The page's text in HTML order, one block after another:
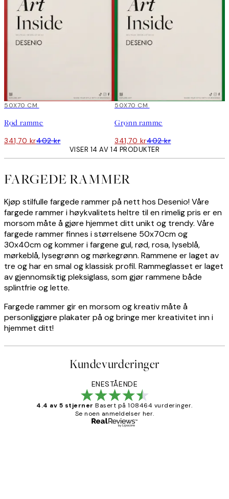
15%*
50X70 CM
Rød ramme
341,70 kr402 kr
15%*
50X70 CM
Grønn ramme
341,70 kr402 kr
VISER 14 AV 14 PRODUKTER
FARGEDE RAMMER
Kjøp stilfulle fargede rammer på nett hos Desenio! Våre
fargede rammer i høykvalitets heltre til en rimelig pris er en
morsom måte å gjøre hjemmet ditt unikt og trendy. Våre
fargede rammer finnes i størrelsene 50x70cm og
30x40cm og kommer i fargene gul, rød, rosa, lyseblå,
mørkeblå, lysegrønn og mørkegrønn. Rammene er laget av
tre og har en smal og klassisk profil. Rammeglasset er laget
av gjennomsiktig pleksiglass, som gjør rammene både
splintfrie og lette.
Fargede rammer gir en morsom og kreativ måte å
personliggjøre plakater på og bringe mer kreativitet inn i
hjemmet ditt!
Kundevurderinger
ENESTÅENDE
4.4 av 5 stjerner Basert på 108464 vurderinger.
Se noen anmeldelser her.